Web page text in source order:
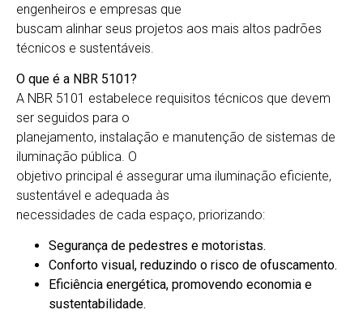
engenheiros e empresas que
buscam alinhar seus projetos aos mais altos padrões
técnicos e sustentáveis.
O que é a NBR 5101?
A NBR 5101 estabelece requisitos técnicos que devem
ser seguidos para o
planejamento, instalação e manutenção de sistemas de
iluminação pública. O
objetivo principal é assegurar uma iluminação eficiente,
sustentável e adequada às
necessidades de cada espaço, priorizando:
Segurança de pedestres e motoristas.
Conforto visual, reduzindo o risco de ofuscamento.
Eficiência energética, promovendo economia e
sustentabilidade.